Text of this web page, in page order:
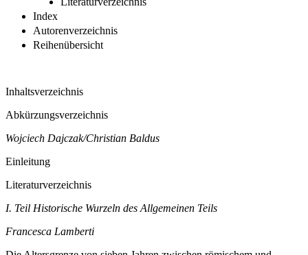
Index
Autorenverzeichnis
Reihenübersicht
Inhaltsverzeichnis
Abkürzungsverzeichnis
Wojciech Dajczak/Christian Baldus
Einleitung
Literaturverzeichnis
I. Teil Historische Wurzeln des Allgemeinen Teils
Francesca Lamberti